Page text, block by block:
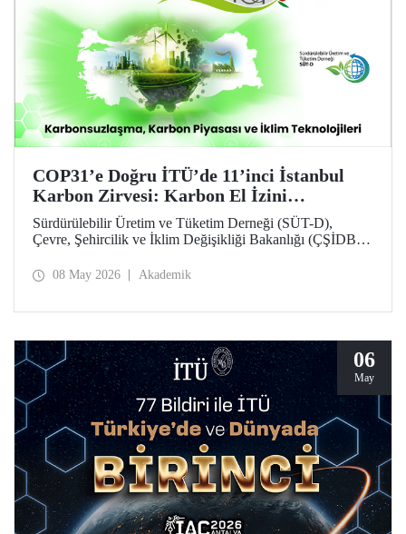
COP31’e Doğru İTÜ’de 11’inci İstanbul
Karbon Zirvesi: Karbon El İzini
Yükseltenler Öne Çıktı
Sürdürülebilir Üretim ve Tüketim Derneği (SÜT-D),
Çevre, Şehircilik ve İklim Değişikliği Bakanlığı (ÇŞİDB)
11’inci İstanbul Karbon Zirvesi “karbon nötr” olarak
08 May 2026 Akademik
06
May